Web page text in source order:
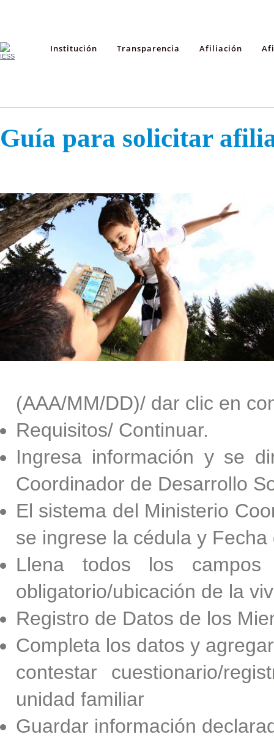
Institución Transparencia Afiliación
Guía para solicitar
(AAA/MM/DD)/ dar clic en
Requisitos/ Continuar.
Ingresa información y se
Coordinador de Desarrollo
El sistema del Ministerio
se ingrese la cédula y
Llena todos los
obligatorio/ubicación de la
Registro de Datos de los
Completa los datos y
contestar cuestionario/
unidad familiar
Guardar información